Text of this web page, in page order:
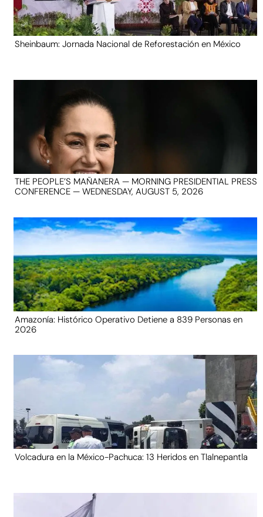
Sheinbaum: Jornada Nacional de Reforestación en México
THE PEOPLE’S MAÑANERA — MORNING PRESIDENTIAL PRESS
CONFERENCE — WEDNESDAY, AUGUST 5, 2026
Amazonía: Histórico Operativo Detiene a 839 Personas en
2026
Volcadura en la México-Pachuca: 13 Heridos en Tlalnepantla